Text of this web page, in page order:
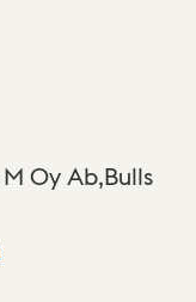
Oy Ab,Bulls